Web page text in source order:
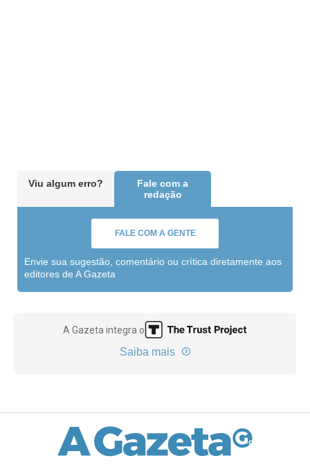
Viu algum erro?
Fale com a
redação
FALE COM A GENTE
Envie sua sugestão, comentário ou crítica diretamente aos
editores de A Gazeta
A Gazeta integra o
Saiba mais